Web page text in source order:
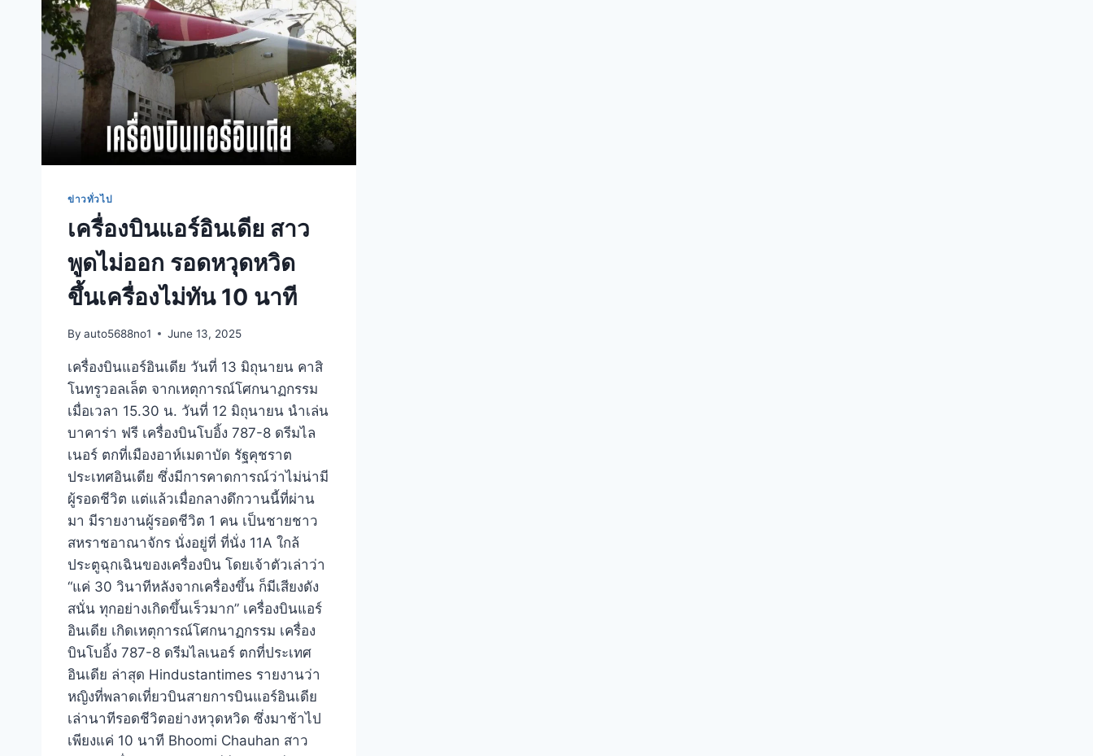
ข่าวทั่วไป
เครื่องบินแอร์อินเดีย สาว
พูดไม่ออก รอดหวุดหวิด
ขึ้นเครื่องไม่ทัน 10 นาที
By auto5688no1 June 13, 2025
เครื่องบินแอร์อินเดีย วันที่ 13 มิถุนายน คาสิ
โนทรูวอลเล็ต จากเหตุการณ์โศกนาฏกรรม
เมื่อเวลา 15.30 น. วันที่ 12 มิถุนายน นําเล่น
บาคาร่า ฟรี เครื่องบินโบอิ้ง 787-8 ดรีมไล
เนอร์ ตกที่เมืองอาห์เมดาบัด รัฐคุชราต
ประเทศอินเดีย ซึ่งมีการคาดการณ์ว่าไม่น่ามี
ผู้รอดชีวิต แต่แล้วเมื่อกลางดึกวานนี้ที่ผ่าน
มา มีรายงานผู้รอดชีวิต 1 คน เป็นชายชาว
สหราชอาณาจักร นั่งอยู่ที่ ที่นั่ง 11A ใกล้
ประตูฉุกเฉินของเครื่องบิน โดยเจ้าตัวเล่าว่า
“แค่ 30 วินาทีหลังจากเครื่องขึ้น ก็มีเสียงดัง
สนั่น ทุกอย่างเกิดขึ้นเร็วมาก” เครื่องบินแอร์
อินเดีย เกิดเหตุการณ์โศกนาฏกรรม เครื่อง
บินโบอิ้ง 787-8 ดรีมไลเนอร์ ตกที่ประเทศ
อินเดีย ล่าสุด Hindustantimes รายงานว่า
หญิงที่พลาดเที่ยวบินสายการบินแอร์อินเดีย
เล่านาทีรอดชีวิตอย่างหวุดหวิด ซึ่งมาช้าไป
เพียงแค่ 10 นาที Bhoomi Chauhan สาว